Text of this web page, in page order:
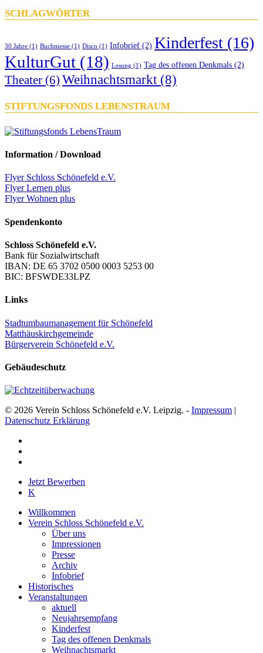
SCHLAGWÖRTER
30 Jahre (1) Buchmesse (1) Disco (1) Infobrief (2) Kinderfest (16)
KulturGut (18) Lesung (1) Tag des offenen Denkmals (2)
Theater (6) Weihnachtsmarkt (8)
STIFTUNGSFONDS LEBENSTRAUM
Information / Download
Flyer Schloss Schönefeld e.V.
Flyer Lernen plus
Flyer Wohnen plus
Spendenkonto
Schloss Schönefeld e.V.
Bank für Sozialwirtschaft
IBAN: DE 65 3702 0500 0003 5253 00
BIC: BFSWDE33LPZ
Links
Stadtumbaumanagement für Schönefeld
Matthäuskirchgemeinde
Bürgerverein Schönefeld e.V.
Gebäudeschutz
© 2026 Verein Schloss Schönefeld e.V. Leipzig. - Impressum |
Datenschutz Erklärung
Close
Menu
Jetzt Bewerben
K
Willkommen
Verein Schloss Schönefeld e.V.
Über uns
Impressionen
Presse
Archiv
Infobrief
Historisches
Veranstaltungen
aktuell
Neujahrsempfang
Kinderfest
Tag des offenen Denkmals
Weihnachtsmarkt